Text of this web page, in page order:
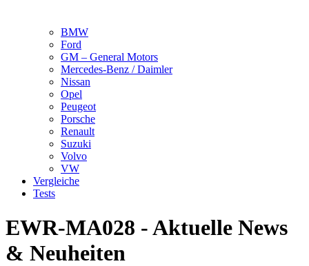
BMW
Ford
GM – General Motors
Mercedes-Benz / Daimler
Nissan
Opel
Peugeot
Porsche
Renault
Suzuki
Volvo
VW
Vergleiche
Tests
EWR-MA028 - Aktuelle News
& Neuheiten